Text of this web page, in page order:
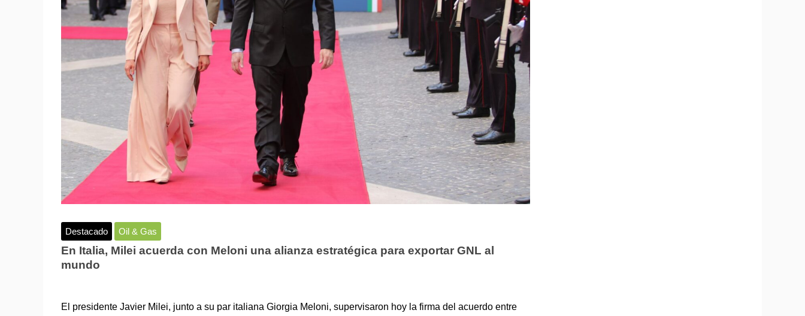
Destacado Oil & Gas
En Italia, Milei acuerda con Meloni una alianza estratégica para exportar GNL al
mundo
El presidente Javier Milei, junto a su par italiana Giorgia Meloni, supervisaron hoy la firma del acuerdo entre